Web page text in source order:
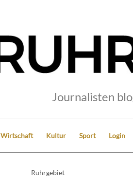
Journalisten
Wirtschaft Kultur Sport Login
Ruhrgebiet